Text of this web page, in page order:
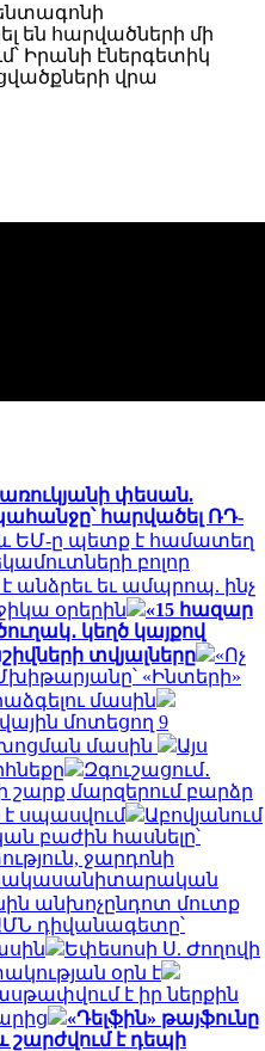
են հարվածների մի
Իրանի էներգետիկ
վրա
փեսան.
հարվածել ՌԴ-
և ԵՄ-ը պետք է համատեղ
բոլոր
անձրեւ եւ ամպրոպ. ինչ
օրերին
«15 հազար
կեղծ կայքով
տվյալները
«Ոչ
«Ինտերի»
մասին
մոտեցող 9
մասին
Այս
Զգուշացում․
մարզերում բարձր
սպասվում
Աբովյանում
բաժին հասնելը՝
ջարդոնի
հակասանիտարական
անխոչընդոտ մուտք
դիվանագետը՝
Եփեսոսի Ս. Ժողովի
օրն է
է իր ներքին
«Դելֆին» թայֆունը
շարժվում է դեպի